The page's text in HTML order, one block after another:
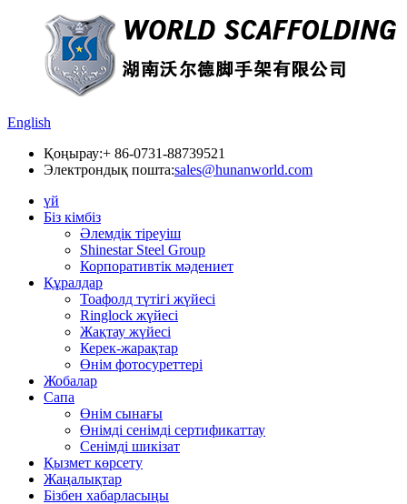
English
Қоңырау:+ 86-0731-88739521
Электрондық пошта:sales@hunanworld.com
үй
Біз кімбіз
Әлемдік тіреуіш
Shinestar Steel Group
Корпоративтік мәдениет
Құралдар
Тоафолд түтігі жүйесі
Ringlock жүйесі
Жақтау жүйесі
Керек-жарақтар
Өнім фотосуреттері
Жобалар
Сапа
Өнім сынағы
Өнімді сенімді сертификаттау
Сенімді шикізат
Қызмет көрсету
Жаңалықтар
Бізбен хабарласыңы